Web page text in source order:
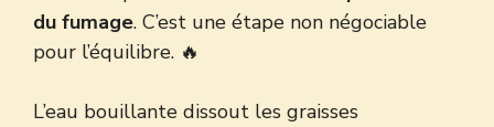
du fumage. C’est une étape non négociable
pour l’équilibre. 🔥
L’eau bouillante dissout les graisses